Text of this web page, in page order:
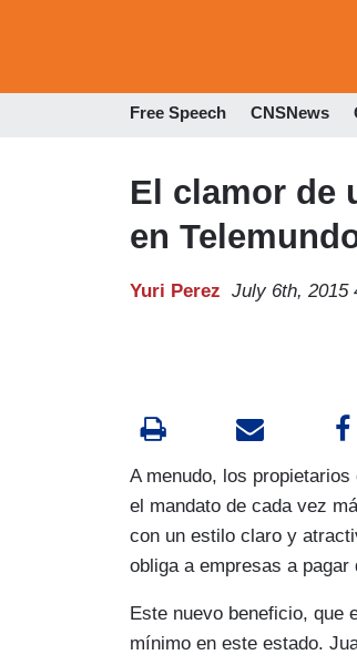
Free Speech CNSNews
El clamor de
en
Yuri Perez July 6th, 2015
A menudo, los
el mandato de cada vez
con un estilo claro y
obliga a empresas a
Este nuevo beneficio, que
mínimo en este estado.